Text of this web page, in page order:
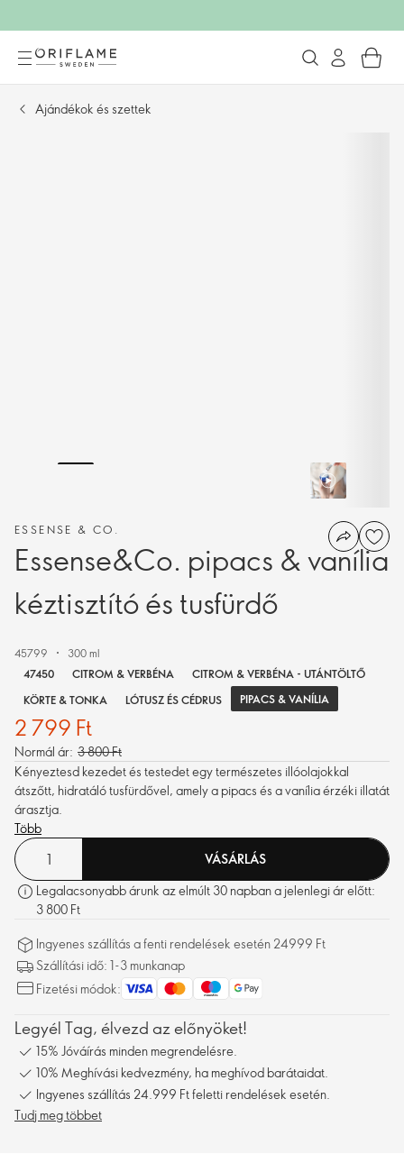
Ajándékok és szettek
ESSENSE & CO.
Essense&Co. pipacs & vanília
kéztisztító és tusfürdő
45799
300 ml
47450
CITROM & VERBÉNA
CITROM & VERBÉNA - UTÁNTÖLTŐ
KÖRTE & TONKA
LÓTUSZ ÉS CÉDRUS PIPACS & VANÍLIA
2 799 Ft
Normál ár: 3 800 Ft
Kényeztesd kezedet és testedet egy természetes illóolajokkal
átszőtt, hidratáló tusfürdővel, amely a pipacs és a vanília érzéki illatát
árasztja.
Több
VÁSÁRLÁS
Legalacsonyabb árunk az elmúlt 30 napban a jelenlegi ár előtt:
3 800 Ft
Ingyenes szállítás a fenti rendelések esetén 24999 Ft
Szállítási idő: 1-3 munkanap
Fizetési módok:
Legyél Tag, élvezd az előnyöket!
15% Jóváírás minden megrendelésre.
10% Meghívási kedvezmény, ha meghívod barátaidat.
Ingyenes szállítás 24.999 Ft feletti rendelések esetén.
Tudj meg többet